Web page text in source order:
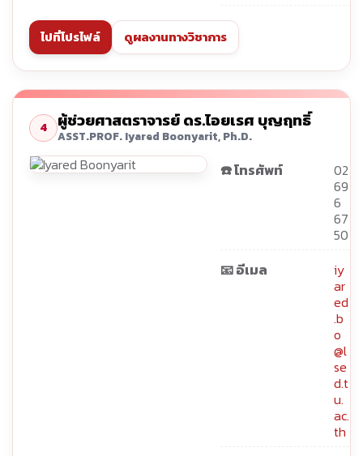
ไปที่โปรไฟล์ ดูผลงานทางวิชาการ
4 ผู้ช่วยศาสตราจารย์ ดร.ไอยเรศ บุญฤทธิ์
ASST.PROF. Iyared Boonyarit, Ph.D.
☎️ โทรศัพท์
02
69
6
67
50
📧 อีเมล
iy
ar
ed
.b
o
@l
se
d.t
u.
ac.
th